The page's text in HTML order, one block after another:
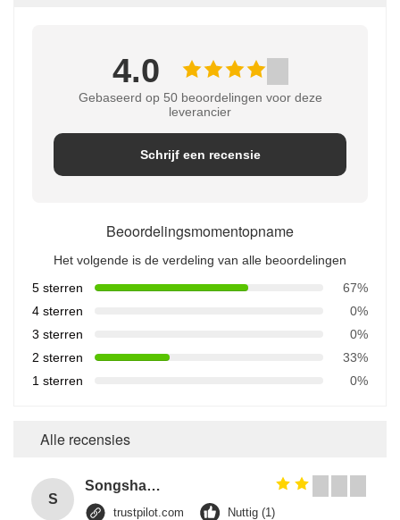
4.0
Gebaseerd op 50 beoordelingen voor deze
leverancier
Schrijf een recensie
Beoordelingsmomentopname
Het volgende is de verdeling van alle beoordelingen
5 sterren
67%
4 sterren
0%
3 sterren
0%
2 sterren
33%
1 sterren
0%
Alle recensies
S
Songshang
trustpilot.com Nuttig (1)